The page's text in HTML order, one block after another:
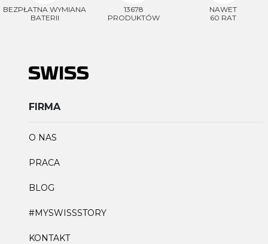
BEZPŁATNA WYMIANA
BATERII
13678
PRODUKTÓW
NAWET
60 RAT
FIRMA
O NAS
PRACA
BLOG
#MYSWISSSTORY
KONTAKT